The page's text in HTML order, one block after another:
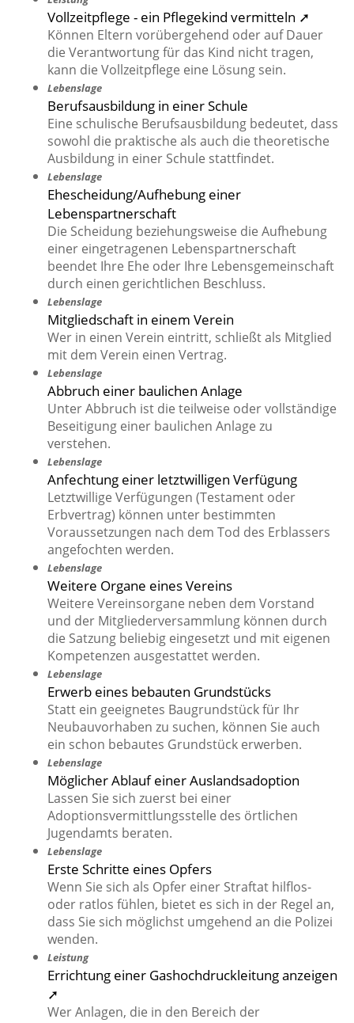
Vollzeitpflege - ein Pflegekind vermitteln ➚
Können Eltern vorübergehend oder auf Dauer
die Verantwortung für das Kind nicht tragen,
kann die Vollzeitpflege eine Lösung sein.
Lebenslage
Berufsausbildung in einer Schule
Eine schulische Berufsausbildung bedeutet, dass
sowohl die praktische als auch die theoretische
Ausbildung in einer Schule stattfindet.
Lebenslage
Ehescheidung/Aufhebung einer
Lebenspartnerschaft
Die Scheidung beziehungsweise die Aufhebung
einer eingetragenen Lebenspartnerschaft
beendet Ihre Ehe oder Ihre Lebensgemeinschaft
durch einen gerichtlichen Beschluss.
Lebenslage
Mitgliedschaft in einem Verein
Wer in einen Verein eintritt, schließt als Mitglied
mit dem Verein einen Vertrag.
Lebenslage
Abbruch einer baulichen Anlage
Unter Abbruch ist die teilweise oder vollständige
Beseitigung einer baulichen Anlage zu
verstehen.
Lebenslage
Anfechtung einer letztwilligen Verfügung
Letztwillige Verfügungen (Testament oder
Erbvertrag) können unter bestimmten
Voraussetzungen nach dem Tod des Erblassers
angefochten werden.
Lebenslage
Weitere Organe eines Vereins
Weitere Vereinsorgane neben dem Vorstand
und der Mitgliederversammlung können durch
die Satzung beliebig eingesetzt und mit eigenen
Kompetenzen ausgestattet werden.
Lebenslage
Erwerb eines bebauten Grundstücks
Statt ein geeignetes Baugrundstück für Ihr
Neubauvorhaben zu suchen, können Sie auch
ein schon bebautes Grundstück erwerben.
Lebenslage
Möglicher Ablauf einer Auslandsadoption
Lassen Sie sich zuerst bei einer
Adoptionsvermittlungsstelle des örtlichen
Jugendamts beraten.
Lebenslage
Erste Schritte eines Opfers
Wenn Sie sich als Opfer einer Straftat hilflos-
oder ratlos fühlen, bietet es sich in der Regel an,
dass Sie sich möglichst umgehend an die Polizei
wenden.
Leistung
Errichtung einer Gashochdruckleitung anzeigen
➚
Wer Anlagen, die in den Bereich der